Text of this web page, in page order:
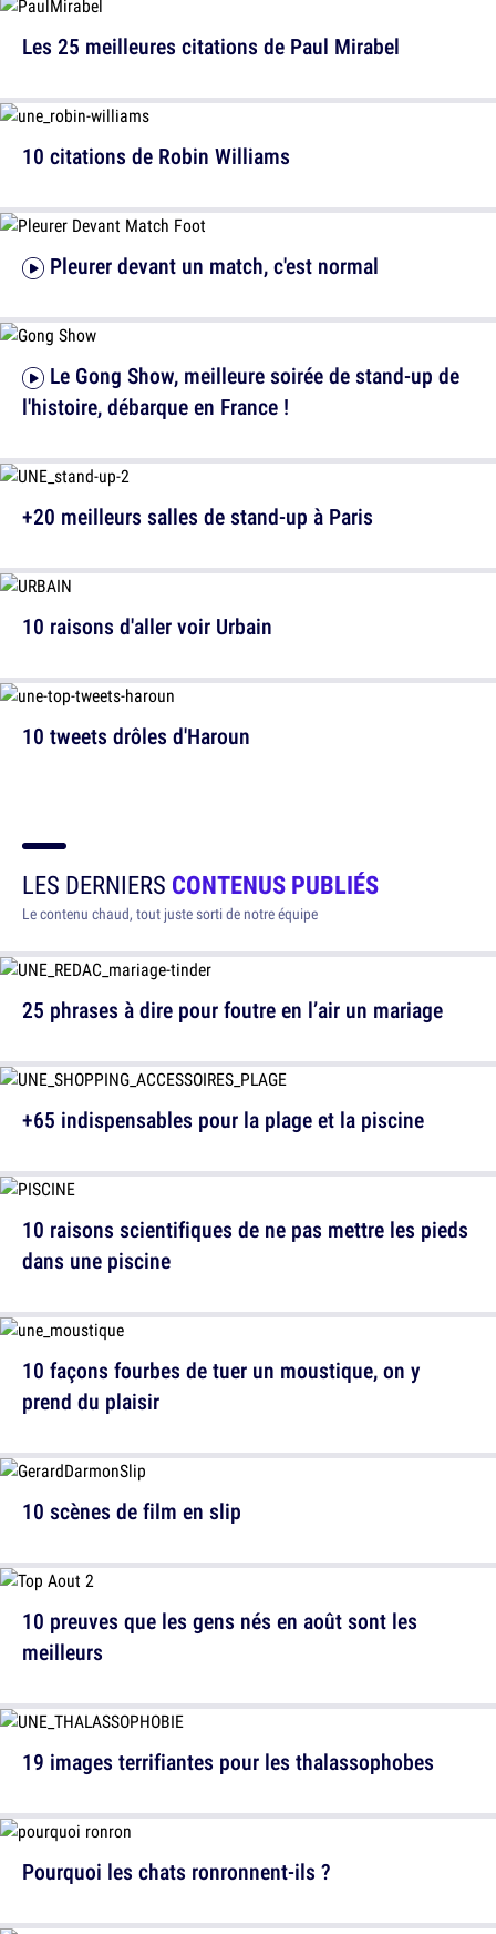
Les 25 meilleures citations de Paul Mirabel
Pleurer devant un match, c'est normal
+20 meilleurs salles de stand-up à Paris
10 tweets drôles d'Haroun
10 citations de Robin Williams
l'histoire, débarque en France !
10 raisons d'aller voir Urbain
LES DERNIERS CONTENUS PUBLIÉS
Le contenu chaud, tout juste sorti de notre équipe
25 phrases à dire pour foutre en l’air un mariage
10 raisons scientifiques de ne pas mettre les pieds
dans une piscine
10 scènes de film en slip
19 images terrifiantes pour les thalassophobes
+65 indispensables pour la plage et la piscine
10 façons fourbes de tuer un moustique, on y
prend du plaisir
10 preuves que les gens nés en août sont les
meilleurs
Pourquoi les chats ronronnent-ils ?